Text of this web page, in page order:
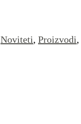
Noviteti, Proizvodi,